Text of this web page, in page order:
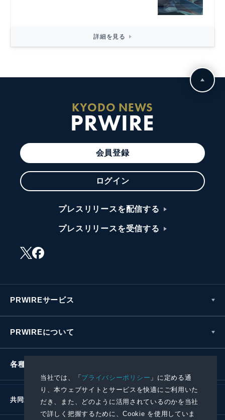
当社では、「プライバシーポリシー 」に定める通
り、本ウェブサイトとサービスを快適にご利用いた
だき、また、どのように活用されているのかを当社
で詳しく把握するために、Cookie を使用していま
詳細を見る
KYODO NEWS
PRWIRE
会員登録
ログイン
プレスリリースを配信する
プレスリリースを受信する
PRWIREサービス
PRWIREについて
各種お問い合わせ
共同通信社グループ